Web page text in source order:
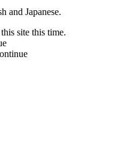
and Japanese.
site this time.